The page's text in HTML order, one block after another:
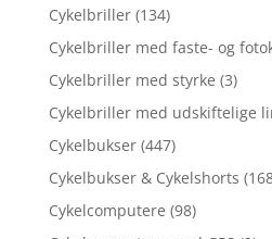
Cykelbriller (134)
Cykelbriller med faste- og
Cykelbriller med styrke (3)
Cykelbriller med udskiftelige
Cykelbukser (447)
Cykelbukser & Cykelshorts
Cykelcomputere (98)